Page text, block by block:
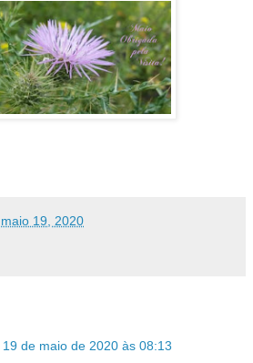
maio 19, 2020
19 de maio de 2020 às 08:13